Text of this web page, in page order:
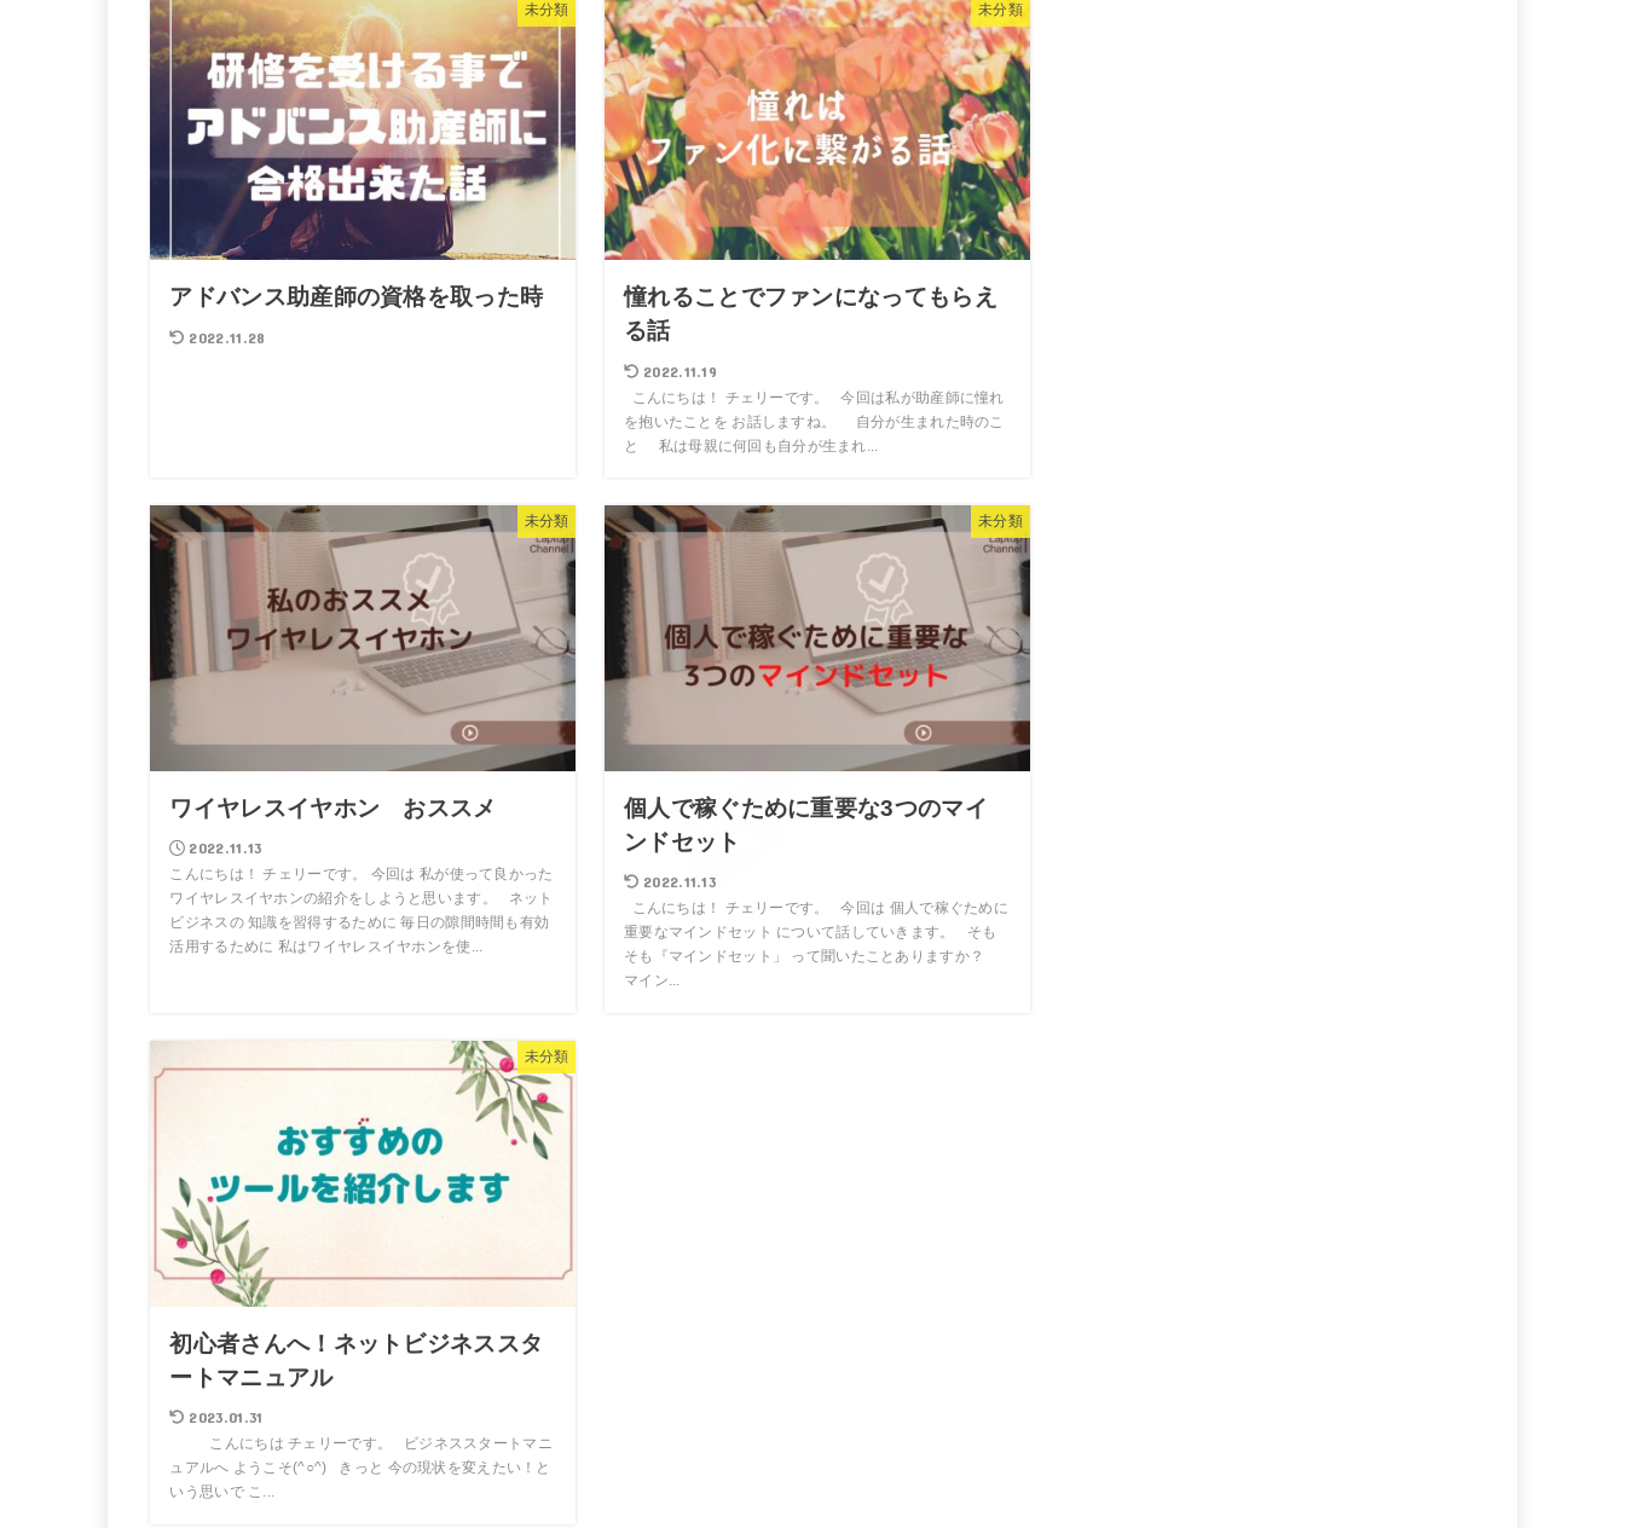
未分類
アドバンス助産師の資格を取った時
2022.11.28
未分類
憧れることでファンになってもらえ
る話
2022.11.19
こんにちは！ チェリーです。 今回は私が助産師に憧れ
を抱いたことを お話しますね。 自分が生まれた時のこ
と 私は母親に何回も自分が生まれ...
未分類
ワイヤレスイヤホン おススメ
2022.11.13
こんにちは！ チェリーです。 今回は 私が使って良かった
ワイヤレスイヤホンの紹介をしようと思います。 ネット
ビジネスの 知識を習得するために 毎日の隙間時間も有効
活用するために 私はワイヤレスイヤホンを使...
未分類
個人で稼ぐために重要な3つのマイ
ンドセット
2022.11.13
こんにちは！ チェリーです。 今回は 個人で稼ぐために
重要なマインドセット について話していきます。 そも
そも『マインドセット」 って聞いたことありますか？
マイン...
未分類
初心者さんへ！ネットビジネススタ
ートマニュアル
2023.01.31
こんにちは チェリーです。 ビジネススタートマニ
ュアルへ ようこそ(^○^) きっと 今の現状を変えたい！と
いう思いで こ...